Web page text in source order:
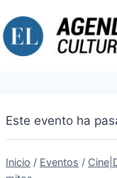
al
contenido
Este evento ha
Inicio / Eventos /